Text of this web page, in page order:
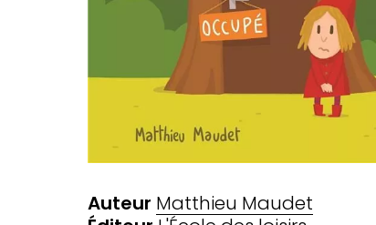
Auteur Matthieu Maudet